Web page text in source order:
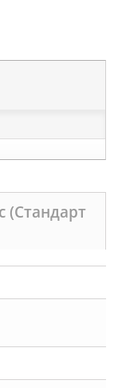
(Стандарт